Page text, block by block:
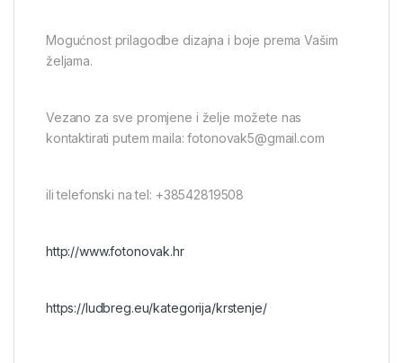
Mogućnost prilagodbe dizajna i boje prema Vašim
željama.
Vezano za sve promjene i želje možete nas
kontaktirati putem maila:fotonovak5@gmail.com
ili telefonski na tel: +38542819508
http://www.fotonovak.hr
https://ludbreg.eu/kategorija/krstenje/